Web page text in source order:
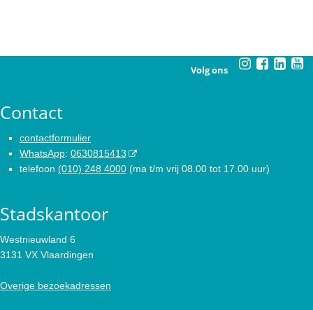
Volg ons
Contact
contactformulier
WhatsApp: 0630815413
telefoon (010) 248 4000 (ma t/m vrij 08.00 tot 17.00 uur)
Stadskantoor
Westnieuwland 6
3131 VX Vlaardingen
Overige bezoekadressen